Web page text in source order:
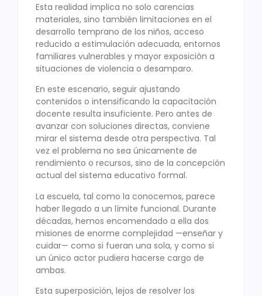
Esta realidad implica no solo carencias
materiales, sino también limitaciones en el
desarrollo temprano de los niños, acceso
reducido a estimulación adecuada, entornos
familiares vulnerables y mayor exposición a
situaciones de violencia o desamparo.
En este escenario, seguir ajustando
contenidos o intensificando la capacitación
docente resulta insuficiente. Pero antes de
avanzar con soluciones directas, conviene
mirar el sistema desde otra perspectiva. Tal
vez el problema no sea únicamente de
rendimiento o recursos, sino de la concepción
actual del sistema educativo formal.
La escuela, tal como la conocemos, parece
haber llegado a un límite funcional. Durante
décadas, hemos encomendado a ella dos
misiones de enorme complejidad —enseñar y
cuidar— como si fueran una sola, y como si
un único actor pudiera hacerse cargo de
ambas.
Esta superposición, lejos de resolver los